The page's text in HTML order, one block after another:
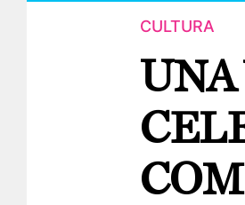
CULTURA
UNA